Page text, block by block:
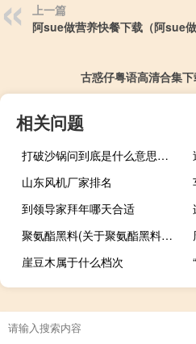
上一篇
阿sue做营养快餐下载（阿sue做
古惑仔粤语高清合集下
相关问题
打破沙锅问到底是什么意思的故事（打破沙锅问到底是成语吗）
山东风机厂家排名
到领导家拜年哪天合适
聚氨酯黑料(关于聚氨酯黑料简述)
崖豆木属于什么档次